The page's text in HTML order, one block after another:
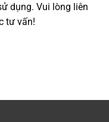
dụng. Vui lòng liên
tư vấn!